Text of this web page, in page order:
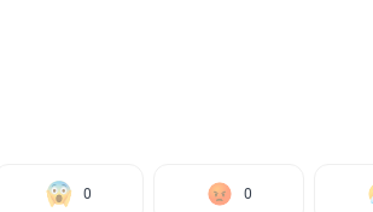
0 0